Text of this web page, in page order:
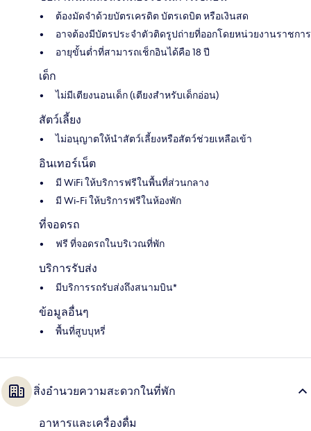
ต้องมัดจำด้วยบัตรเครดิต บัตรเดบิต หรือเงินสด
อาจต้องมีบัตรประจำตัวติดรูปถ่ายที่ออกโดยหน่วยงานราชการ
อายุขั้นต่ำที่สามารถเช็กอินได้คือ 18 ปี
เด็ก
ไม่มีเตียงนอนเด็ก (เตียงสำหรับเด็กอ่อน)
สัตว์เลี้ยง
ไม่อนุญาตให้นำสัตว์เลี้ยงหรือสัตว์ช่วยเหลือเข้า
อินเทอร์เน็ต
มี WiFi ให้บริการฟรีในพื้นที่ส่วนกลาง
มี Wi-Fi ให้บริการฟรีในห้องพัก
ที่จอดรถ
ฟรี ที่จอดรถในบริเวณที่พัก
บริการรับส่ง
มีบริการรถรับส่งถึงสนามบิน*
ข้อมูลอื่นๆ
พื้นที่สูบบุหรี่
สิ่งอำนวยความสะดวกในที่พัก
อาหารและเครื่องดื่ม